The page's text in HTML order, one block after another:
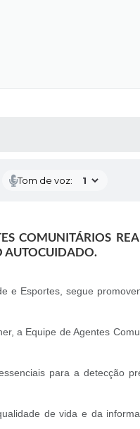
Tom de voz:
COMUNITÁRIOS
AUTOCUIDADO.
Esportes, segue
a Equipe de Agentes
para a detecção
de vida e da